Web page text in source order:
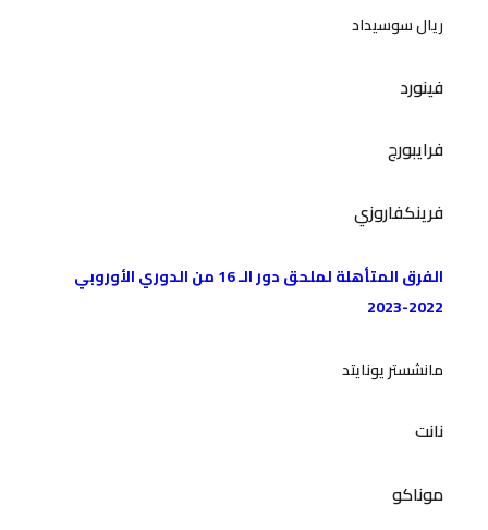
ريال سوسيداد
فينورد
فرايبورج
فرينكفاروزي
الفرق المتأهلة لملحق دور الـ 16 من الدوري الأوروبي
2022-2023
مانشستر يونايتد
نانت
موناكو